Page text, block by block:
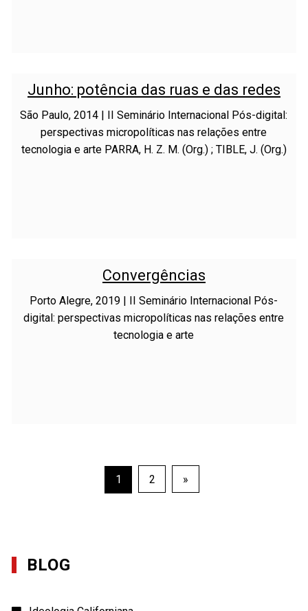
Junho: potência das ruas e das redes
São Paulo, 2014 | II Seminário Internacional Pós-digital:
perspectivas micropolíticas nas relações entre
tecnologia e arte PARRA, H. Z. M. (Org.) ; TIBLE, J. (Org.)
Convergências
Porto Alegre, 2019 | II Seminário Internacional Pós-
digital: perspectivas micropolíticas nas relações entre
tecnologia e arte
1 2 »
BLOG